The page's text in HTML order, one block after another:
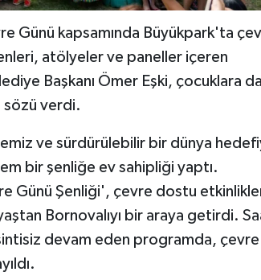
Günü kapsamında Büyükpark'ta
atölyeler ve paneller içeren
Başkanı Ömer Eşki, çocuklara
sözü verdi.
ve sürdürülebilir bir dünya
bir şenliğe ev sahipliği yaptı.
Günü Şenliği', çevre dostu
Bornovalıyı bir araya getirdi.
devam eden programda, çevre